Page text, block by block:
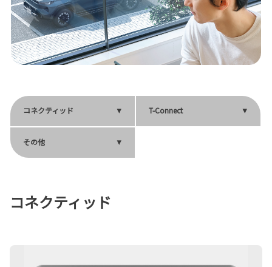
コネクティッド T-Connect
その他
コネクティッド